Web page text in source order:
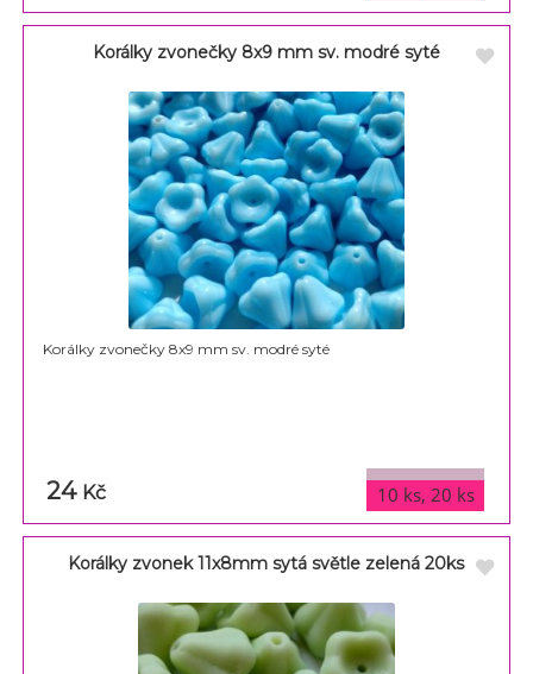
Korálky zvonečky 8x9 mm sv. modré syté
Korálky zvonečky 8x9 mm sv. modré syté
varianty
10 ks, 20 ks
24 Kč
Korálky zvonek 11x8mm sytá světle zelená 20ks